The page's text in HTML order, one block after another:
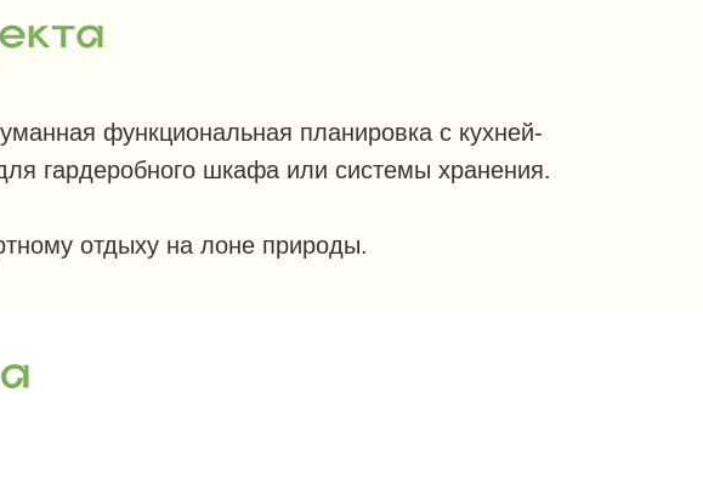
функциональная планировка с кухней-
гардеробного шкафа или системы хранения.
отдыху на лоне природы.